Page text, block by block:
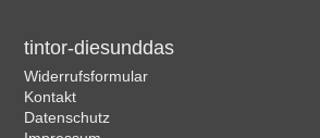
tintor-diesunddas
Widerrufsformular
Kontakt
Datenschutz